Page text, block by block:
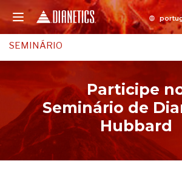
SEMINÁRIO
Participe
Seminário de
Hubbard